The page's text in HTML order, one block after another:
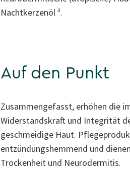
Nachtkerzenöl ³.
Auf den Punkt
Zusammengefasst, erhöhen die
Widerstandskraft und Integrität
geschmeidige Haut.
entzündungshemmend und
Trockenheit und Neurodermitis.